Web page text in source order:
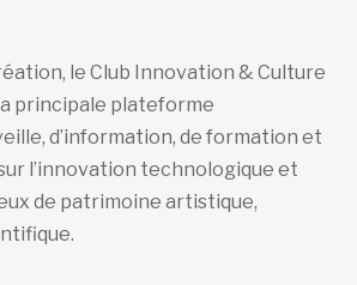
le Club Innovation & Culture
principale plateforme
d’information, de formation et
l’innovation technologique et
de patrimoine artistique,